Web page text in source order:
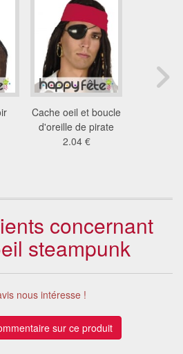
Cache oeil et boucle
d'oreille de pirate
2.04 €
concernant
steampunk
nous intéresse !
sur ce produit